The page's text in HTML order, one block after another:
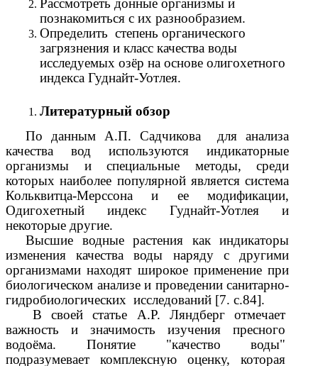
Рассмотреть донные организмы и
познакомиться с их разнообразием.
Определить степень органического
загрязнения и класс качества воды
исследуемых озёр на основе олигохетного
индекса Гуднайт-Уотлея.
Литературный обзор
По данным А.П. Садчикова для анализа
качества вод используются индикаторные
организмы и специальные методы, среди
которых наиболее популярной является система
Кольквитца-Мерссона и ее модификации,
Одигохетный индекс Гуднайт-Уотлея и
некоторые другие.
Высшие водные растения как индикаторы
изменения качества воды наряду с другими
организмами находят широкое применение при
биологическом анализе и проведении санитарно-
гидробиологических исследований [7. с.84].
В своей статье А.Р. Ляндберг отмечает
важность и значимость изучения пресного
водоёма. Понятие "качество воды"
подразумевает комплексную оценку, которая